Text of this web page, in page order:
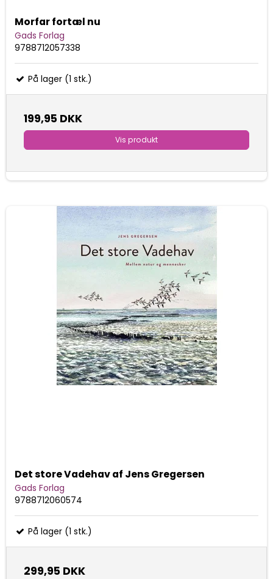
Morfar fortæl nu
Gads Forlag
9788712057338
På lager (1 stk.)
199,95 DKK
Vis produkt
Det store Vadehav af Jens Gregersen
Gads Forlag
9788712060574
På lager (1 stk.)
299,95 DKK